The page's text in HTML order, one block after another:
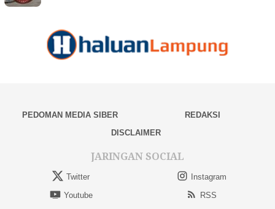
PEDOMAN MEDIA SIBER
REDAKSI
DISCLAIMER
JARINGAN SOCIAL
Twitter
Instagram
Youtube
RSS